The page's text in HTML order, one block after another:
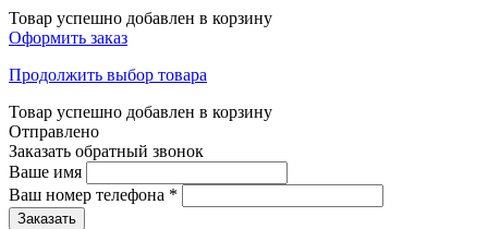
Товар успешно добавлен в корзину
Оформить заказ
Продолжить выбор товара
Товар успешно добавлен в корзину
Отправлено
Заказать обратный звонок
Ваше имя
Ваш номер телефона *